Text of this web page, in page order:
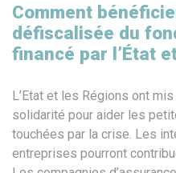
Comment
défiscalisée du
financé par l’État
L’Etat et les Régions ont
solidarité pour aider les
touchées par la crise. Les
entreprises pourront